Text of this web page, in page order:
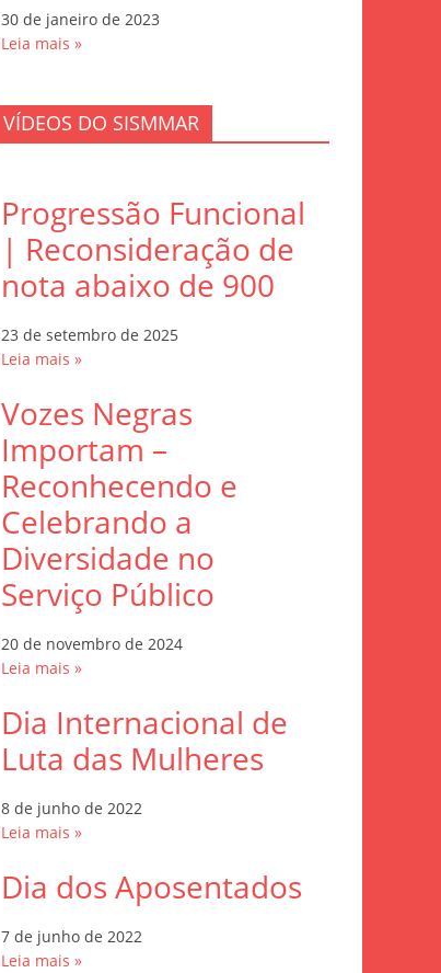
30 de janeiro de 2023
Leia mais »
VÍDEOS DO SISMMAR
Progressão Funcional
| Reconsideração de
nota abaixo de 900
23 de setembro de 2025
Leia mais »
Vozes Negras
Importam –
Reconhecendo e
Celebrando a
Diversidade no
Serviço Público
20 de novembro de 2024
Leia mais »
Dia Internacional de
Luta das Mulheres
8 de junho de 2022
Leia mais »
Dia dos Aposentados
7 de junho de 2022
Leia mais »